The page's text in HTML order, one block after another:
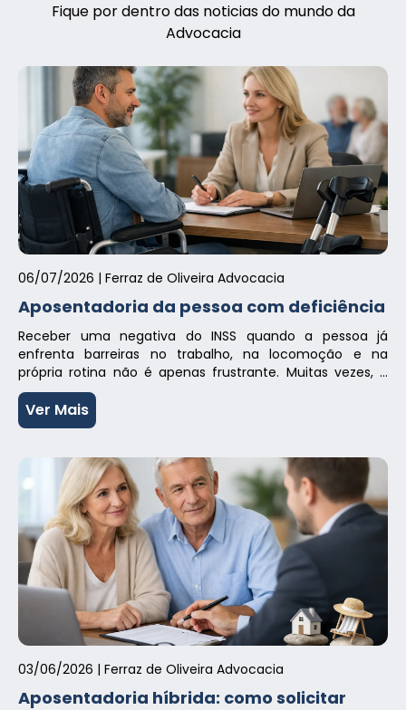
Fique por dentro das noticias do mundo da
Advocacia
06/07/2026 | Ferraz de Oliveira Advocacia
Aposentadoria da pessoa com deficiência
Receber uma negativa do INSS quando a pessoa já
enfrenta barreiras no trabalho, na locomoção e na
própria rotina não é apenas frustrante. Muitas vezes, é
um sinal claro de que faltou estratégia na forma de
apresentar o pedido. A aposentadoria da pessoa com
deficiência existe justamente para reconhecer que a
Ver Mais
03/06/2026 | Ferraz de Oliveira Advocacia
Aposentadoria híbrida: como solicitar